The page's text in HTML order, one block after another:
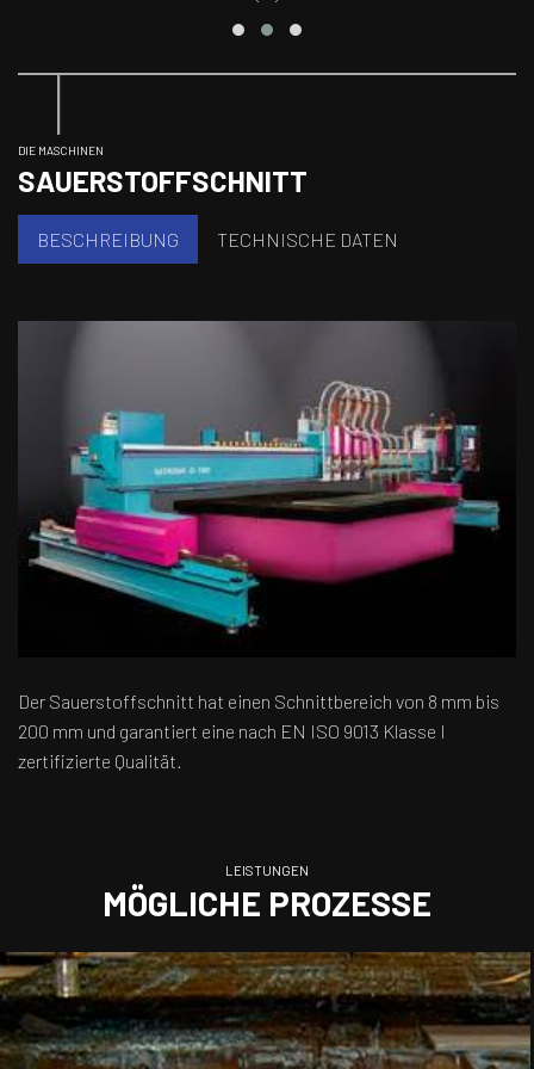
DIE MASCHINEN
SAUERSTOFFSCHNITT
BESCHREIBUNG TECHNISCHE DATEN
Der Sauerstoffschnitt hat einen Schnittbereich von 8 mm bis
200 mm und garantiert eine nach EN ISO 9013 Klasse I
zertifizierte Qualität.
LEISTUNGEN
MÖGLICHE PROZESSE